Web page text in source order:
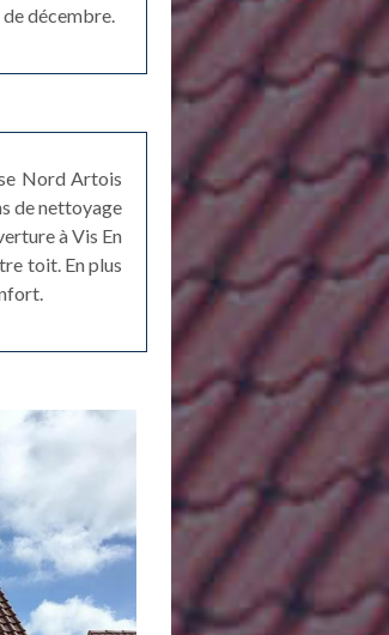
décembre.
Nord Artois
de nettoyage
à Vis En
toit. En plus